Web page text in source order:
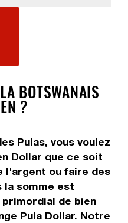
BOTSWANAIS
?
Pulas, vous voulez
Dollar que ce soit
l'argent ou faire des
la somme est
de bien
Pula Dollar. Notre